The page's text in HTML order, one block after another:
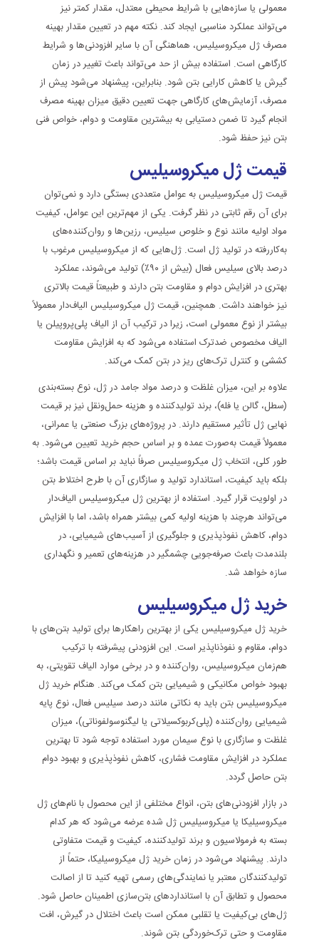
معمولی یا سازه‌هایی با شرایط محیطی معتدل، مقدار کمتر نیز
می‌تواند عملکرد مناسبی ایجاد کند. نکته مهم در تعیین مقدار بهینه
مصرف ژل میکروسیلیس، هماهنگی آن با سایر افزودنی‌ها و شرایط
کارگاهی است. استفاده بیش از حد می‌تواند باعث تغییر در زمان
گیرش یا کاهش کارایی بتن شود. بنابراین، پیشنهاد می‌شود پیش از
مصرف، آزمایش‌های کارگاهی جهت تعیین دقیق میزان بهینه مصرف
انجام گیرد تا ضمن دستیابی به بیشترین مقاومت و دوام، خواص فنی
بتن نیز حفظ شود.
قیمت ژل میکروسیلیس
قیمت ژل میکروسیلیس به عوامل متعددی بستگی دارد و نمی‌توان
برای آن رقم ثابتی در نظر گرفت. یکی از مهم‌ترین این عوامل، کیفیت
مواد اولیه مانند نوع و خلوص سیلیس، رزین‌ها و روان‌کننده‌های
به‌کاررفته در تولید ژل است. ژل‌هایی که از میکروسیلیس مرغوب با
درصد بالای سیلیس فعال (بیش از ۹۰٪) تولید می‌شوند، عملکرد
بهتری در افزایش دوام و مقاومت بتن دارند و طبیعتاً قیمت بالاتری
نیز خواهند داشت. همچنین، قیمت ژل میکروسیلیس الیاف‌دار معمولاً
بیشتر از نوع معمولی است، زیرا در ترکیب آن از الیاف پلی‌پروپیلن یا
الیاف مخصوص ضدترک استفاده می‌شود که به افزایش مقاومت
کششی و کنترل ترک‌های ریز در بتن کمک می‌کند.
علاوه بر این، میزان غلظت و درصد مواد جامد در ژل، نوع بسته‌بندی
(سطل، گالن یا فله)، برند تولیدکننده و هزینه حمل‌ونقل نیز بر قیمت
نهایی ژل تأثیر مستقیم دارند. در پروژه‌های بزرگ صنعتی یا عمرانی،
معمولاً قیمت به‌صورت عمده و بر اساس حجم خرید تعیین می‌شود. به
طور کلی، انتخاب ژل میکروسیلیس صرفاً نباید بر اساس قیمت باشد؛
بلکه باید کیفیت، استاندارد تولید و سازگاری آن با طرح اختلاط بتن
در اولویت قرار گیرد. استفاده از بهترین ژل میکروسیلیس الیاف‌دار
می‌تواند هرچند با هزینه اولیه کمی بیشتر همراه باشد، اما با افزایش
دوام، کاهش نفوذپذیری و جلوگیری از آسیب‌های شیمیایی، در
بلندمدت باعث صرفه‌جویی چشمگیر در هزینه‌های تعمیر و نگهداری
سازه خواهد شد.
خرید ژل میکروسیلیس
خرید ژل میکروسیلیس یکی از بهترین راهکارها برای تولید بتن‌های با
دوام، مقاوم و نفوذناپذیر است. این افزودنی پیشرفته با ترکیب
هم‌زمان میکروسیلیس، روان‌کننده و در برخی موارد الیاف تقویتی، به
بهبود خواص مکانیکی و شیمیایی بتن کمک می‌کند. هنگام خرید ژل
میکروسیلیس بتن باید به نکاتی مانند درصد سیلیس فعال، نوع پایه
شیمیایی روان‌کننده (پلی‌کربوکسیلاتی یا لیگنوسولفوناتی)، میزان
غلظت و سازگاری با نوع سیمان مورد استفاده توجه شود تا بهترین
عملکرد در افزایش مقاومت فشاری، کاهش نفوذپذیری و بهبود دوام
بتن حاصل گردد.
در بازار افزودنی‌های بتن، انواع مختلفی از این محصول با نام‌های ژل
میکروسیلیکا یا میکروسیلیس ژل شده عرضه می‌شود که هر کدام
بسته به فرمولاسیون و برند تولیدکننده، کیفیت و قیمت متفاوتی
دارند. پیشنهاد می‌شود در زمان خرید ژل میکروسیلیکا، حتماً از
تولیدکنندگان معتبر یا نمایندگی‌های رسمی تهیه کنید تا از اصالت
محصول و تطابق آن با استانداردهای بتن‌سازی اطمینان حاصل شود.
ژل‌های بی‌کیفیت یا تقلبی ممکن است باعث اختلال در گیرش، افت
مقاومت و حتی ترک‌خوردگی بتن شوند.